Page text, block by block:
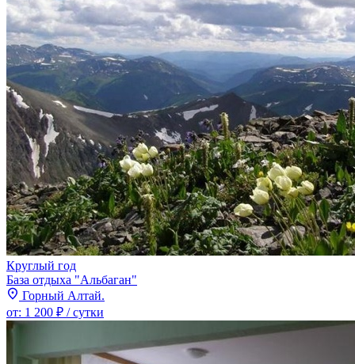
Круглый год
База отдыха "Альбаган"
Горный Алтай.
от: 1 200 ₽ / сутки